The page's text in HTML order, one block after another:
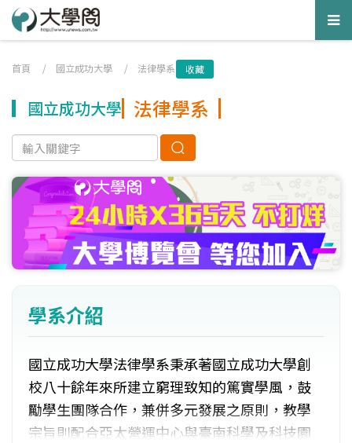
首頁 / 國立成功大學 / 法律學系 收藏
國立成功大學 法律學系
學系介紹
國立成功大學法律學系秉承著國立成功大學創
校八十餘年來所建立窮理致知的篤實學風，鼓
勵學生團隊合作，兼併多元發展之原則，教學
宗旨則配合亞太營運中心與臺南科學及科技園